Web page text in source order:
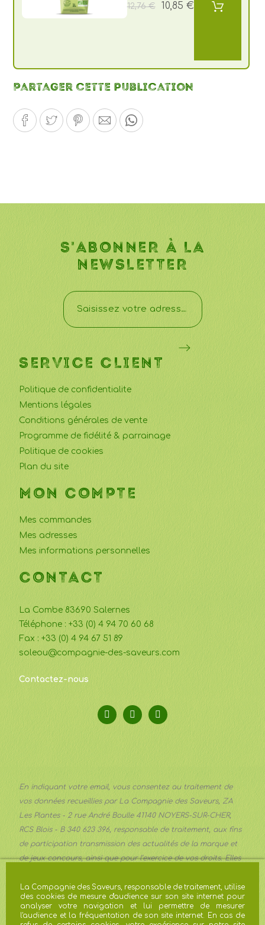
La Compagnie des Saveurs, responsable de traitement, utilise
des cookies de mesure d'audience sur son site internet pour
analyser votre navigation et lui permettre de mesurer
l'audience et la fréquentation de son site internet. En cas de
12,76 € 10,85 €
Partager cette publication
S'ABONNER À LA
NEWSLETTER
SERVICE CLIENT
Politique de confidentialite
Mentions légales
Conditions générales de vente
Programme de fidélité & parrainage
Politique de cookies
Plan du site
MON COMPTE
Mes commandes
Mes adresses
Mes informations personnelles
CONTACT
La Combe 83690 Salernes
Téléphone : +33 (0) 4 94 70 60 68
Fax : +33 (0) 4 94 67 51 89
soleou@compagnie-des-saveurs.com
Contactez-nous
En indiquant votre email, vous consentez au traitement de
vos données recueillies par La Compagnie des Saveurs, ZA
Les Plantes - 2 rue André Boulle 41140 NOYERS-SUR-CHER,
RCS Blois - B 340 623 396, responsable de traitement, aux fins
de participation transmission des actualités de la marque et
de jeux concours, ainsi que pour l’exercice de vos droits. Elles
la Société et conservées pour trois ans à compter du dernier
contact ou une durée plus importante lorsque les obligations
légales l’imposent. Vous pouvez exercer vos droits d’accès, de